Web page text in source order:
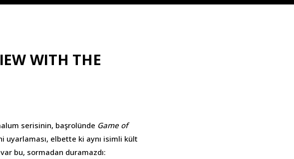
WITH THE
serisinin, başrolünde Game of
uyarlaması, elbette ki aynı isimli kült
bu, sormadan duramazdı: